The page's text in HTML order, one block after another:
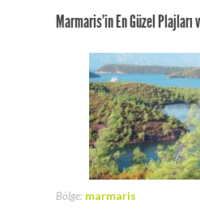
Marmaris’in En Güzel Plajları
Bölge: marmaris